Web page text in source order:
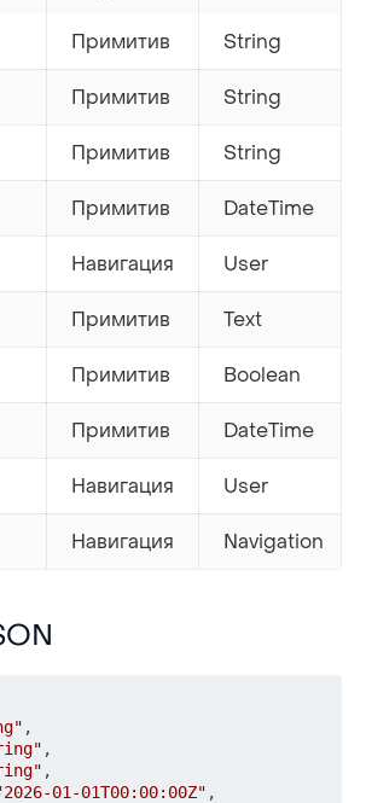
Примитив String
Примитив String
Примитив String
Примитив DateTime
Навигация User
Примитив Text
Примитив Boolean
Примитив DateTime
Навигация User
Навигация Navigation
,
,
,
01-01T00:00:00Z" ,